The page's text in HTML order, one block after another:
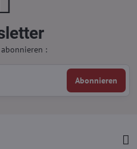
:
Abonnieren